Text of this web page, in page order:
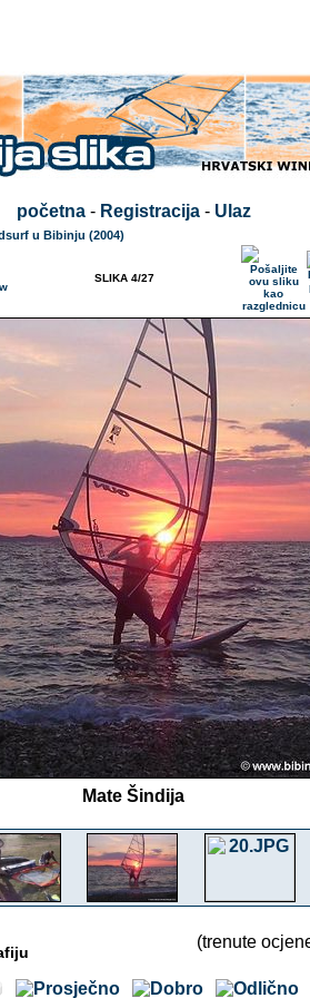
početna- Registracija- Ulaz
u Bibinju (2004)
SLIKA 4/27
Mate Šindija
(trenute